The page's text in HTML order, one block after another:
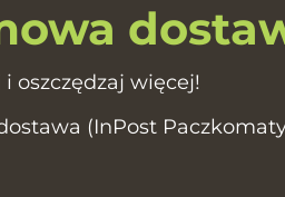
oszczędzaj więcej!
(InPost